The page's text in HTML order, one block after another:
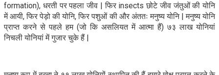
formation), धरती पर पहला जीव | फिर insects छोटे जीव जंतुओं की योनि
में आयी, फिर पेड़ो की योनि, फिर पशुओं की और अंततः मनुष्य योनि | मनुष्य योनि
प्राप्त करने से पहले हम (जो कि असलियत में आत्मा हैं) ७३ लाख योनियां
निचली योनियां में गुजार चुके हैं |